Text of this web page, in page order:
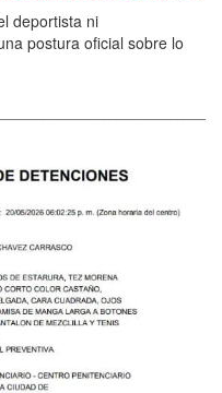
deportista ni
postura oficial sobre lo